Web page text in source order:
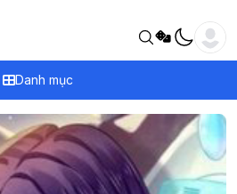
Danh mục